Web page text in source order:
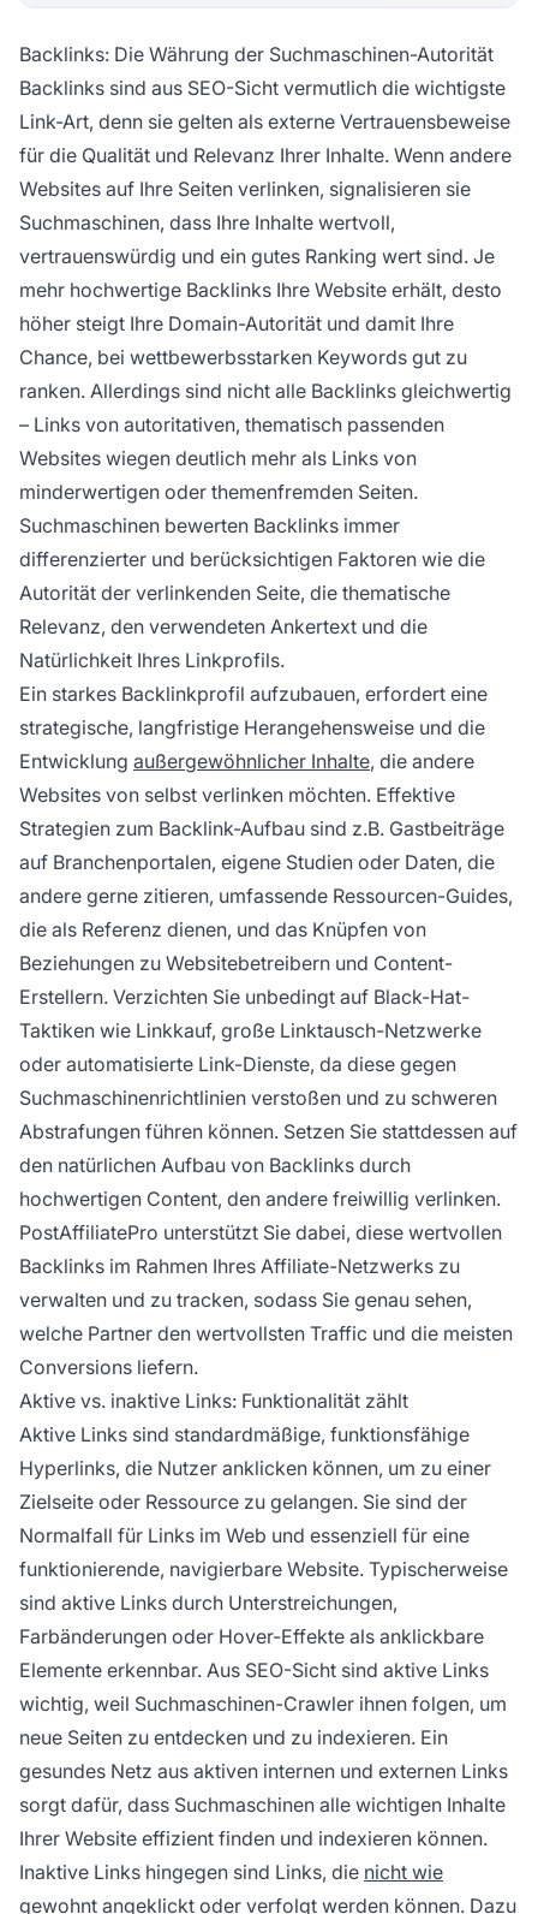
Backlinks: Die Währung der Suchmaschinen-Autorität
Backlinks sind aus SEO-Sicht vermutlich die wichtigste
Link-Art, denn sie gelten als externe Vertrauensbeweise
für die Qualität und Relevanz Ihrer Inhalte. Wenn andere
Websites auf Ihre Seiten verlinken, signalisieren sie
Suchmaschinen, dass Ihre Inhalte wertvoll,
vertrauenswürdig und ein gutes Ranking wert sind. Je
mehr hochwertige Backlinks Ihre Website erhält, desto
höher steigt Ihre Domain-Autorität und damit Ihre
Chance, bei wettbewerbsstarken Keywords gut zu
ranken. Allerdings sind nicht alle Backlinks gleichwertig
– Links von autoritativen, thematisch passenden
Websites wiegen deutlich mehr als Links von
minderwertigen oder themenfremden Seiten.
Suchmaschinen bewerten Backlinks immer
differenzierter und berücksichtigen Faktoren wie die
Autorität der verlinkenden Seite, die thematische
Relevanz, den verwendeten Ankertext und die
Natürlichkeit Ihres Linkprofils.
Ein starkes Backlinkprofil aufzubauen, erfordert eine
strategische, langfristige Herangehensweise und die
Entwicklung außergewöhnlicher Inhalte, die andere
Websites von selbst verlinken möchten. Effektive
Strategien zum Backlink-Aufbau sind z.B. Gastbeiträge
auf Branchenportalen, eigene Studien oder Daten, die
andere gerne zitieren, umfassende Ressourcen-Guides,
die als Referenz dienen, und das Knüpfen von
Beziehungen zu Websitebetreibern und Content-
Erstellern. Verzichten Sie unbedingt auf Black-Hat-
Taktiken wie Linkkauf, große Linktausch-Netzwerke
oder automatisierte Link-Dienste, da diese gegen
Suchmaschinenrichtlinien verstoßen und zu schweren
Abstrafungen führen können. Setzen Sie stattdessen auf
den natürlichen Aufbau von Backlinks durch
hochwertigen Content, den andere freiwillig verlinken.
PostAffiliatePro unterstützt Sie dabei, diese wertvollen
Backlinks im Rahmen Ihres Affiliate-Netzwerks zu
verwalten und zu tracken, sodass Sie genau sehen,
welche Partner den wertvollsten Traffic und die meisten
Conversions liefern.
Aktive vs. inaktive Links: Funktionalität zählt
Aktive Links sind standardmäßige, funktionsfähige
Hyperlinks, die Nutzer anklicken können, um zu einer
Zielseite oder Ressource zu gelangen. Sie sind der
Normalfall für Links im Web und essenziell für eine
funktionierende, navigierbare Website. Typischerweise
sind aktive Links durch Unterstreichungen,
Farbänderungen oder Hover-Effekte als anklickbare
Elemente erkennbar. Aus SEO-Sicht sind aktive Links
wichtig, weil Suchmaschinen-Crawler ihnen folgen, um
neue Seiten zu entdecken und zu indexieren. Ein
gesundes Netz aus aktiven internen und externen Links
sorgt dafür, dass Suchmaschinen alle wichtigen Inhalte
Ihrer Website effizient finden und indexieren können.
Inaktive Links hingegen sind Links, die nicht wie
gewohnt angeklickt oder verfolgt werden können. Dazu